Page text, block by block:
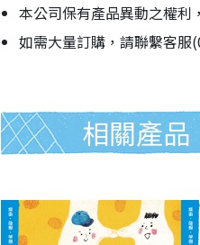
本公司保有產品異動之權利
如需大量訂購，請聯繫客
相關產品